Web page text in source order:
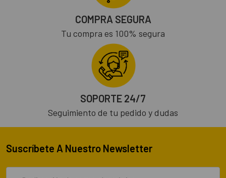
COMPRA SEGURA
Tu compra es 100% segura
SOPORTE 24/7
Seguimiento de tu pedido y dudas
Suscríbete A Nuestro Newsletter